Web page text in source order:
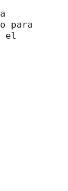
o para
el